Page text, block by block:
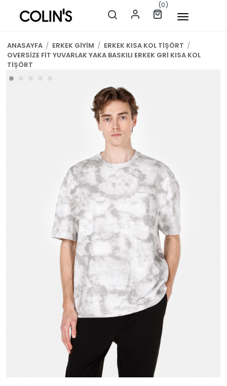
(0)
ANASAYFA / ERKEK GİYİM / ERKEK KISA KOL TİŞÖRT /
OVERSİZE FİT YUVARLAK YAKA BASKILI ERKEK GRİ KISA KOL
TİŞÖRT